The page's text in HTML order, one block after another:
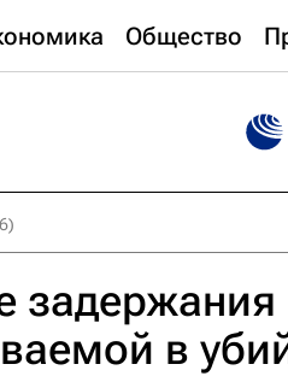
Общество
задержания
в